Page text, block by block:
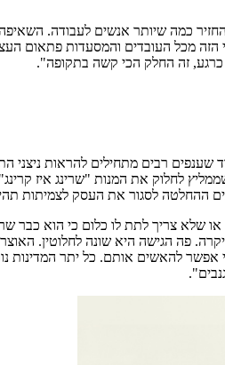
כמה שיותר אנשים לעבודה.
מכל העובדים והמסעדות פתאום
זה החלק הכי קשה בתקופה".
רבים מתחילים להראות ניצני
לחלוק את המנות "שרינג איז
ההחלטה לסגור את העסק לצמיתות
שלא צריך לתת לו כלום כי הוא
הגישה היא שונה לחלוטין.